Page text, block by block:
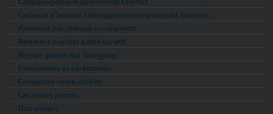
Cadeaux d’accueil hébergements touristiques bretons
Paiement par chèque ou virement
Paiement mandat administratif
Retrait gratuit sur Guingamp
Evénements et cérémonies
Composez votre coffret
Les codes promo
Nos univers